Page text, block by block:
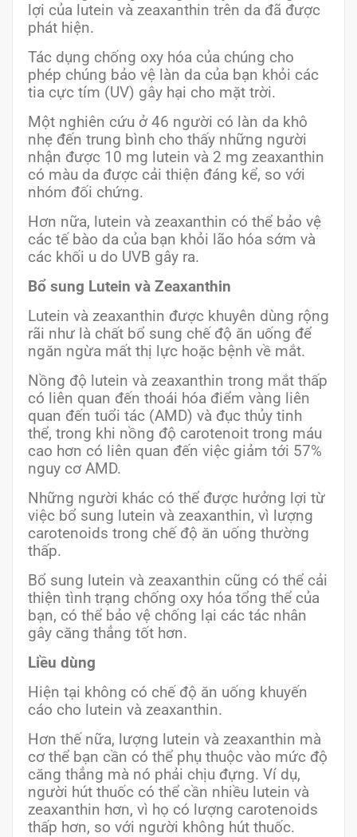
lợi của lutein và zeaxanthin trên da đã được
phát hiện.
Tác dụng chống oxy hóa của chúng cho
phép chúng bảo vệ làn da của bạn khỏi các
tia cực tím (UV) gây hại cho mặt trời.
Một nghiên cứu ở 46 người có làn da khô
nhẹ đến trung bình cho thấy những người
nhận được 10 mg lutein và 2 mg zeaxanthin
có màu da được cải thiện đáng kể, so với
nhóm đối chứng.
Hơn nữa, lutein và zeaxanthin có thể bảo vệ
các tế bào da của bạn khỏi lão hóa sớm và
các khối u do UVB gây ra.
Bổ sung Lutein và Zeaxanthin
Lutein và zeaxanthin được khuyên dùng rộng
rãi như là chất bổ sung chế độ ăn uống để
ngăn ngừa mất thị lực hoặc bệnh về mắt.
Nồng độ lutein và zeaxanthin trong mắt thấp
có liên quan đến thoái hóa điểm vàng liên
quan đến tuổi tác (AMD) và đục thủy tinh
thể, trong khi nồng độ carotenoit trong máu
cao hơn có liên quan đến việc giảm tới 57%
nguy cơ AMD.
Những người khác có thể được hưởng lợi từ
việc bổ sung lutein và zeaxanthin, vì lượng
carotenoids trong chế độ ăn uống thường
thấp.
Bổ sung lutein và zeaxanthin cũng có thể cải
thiện tình trạng chống oxy hóa tổng thể của
bạn, có thể bảo vệ chống lại các tác nhân
gây căng thẳng tốt hơn.
Liều dùng
Hiện tại không có chế độ ăn uống khuyến
cáo cho lutein và zeaxanthin.
Hơn thế nữa, lượng lutein và zeaxanthin mà
cơ thể bạn cần có thể phụ thuộc vào mức độ
căng thẳng mà nó phải chịu đựng. Ví dụ,
người hút thuốc có thể cần nhiều lutein và
zeaxanthin hơn, vì họ có lượng carotenoids
thấp hơn, so với người không hút thuốc.